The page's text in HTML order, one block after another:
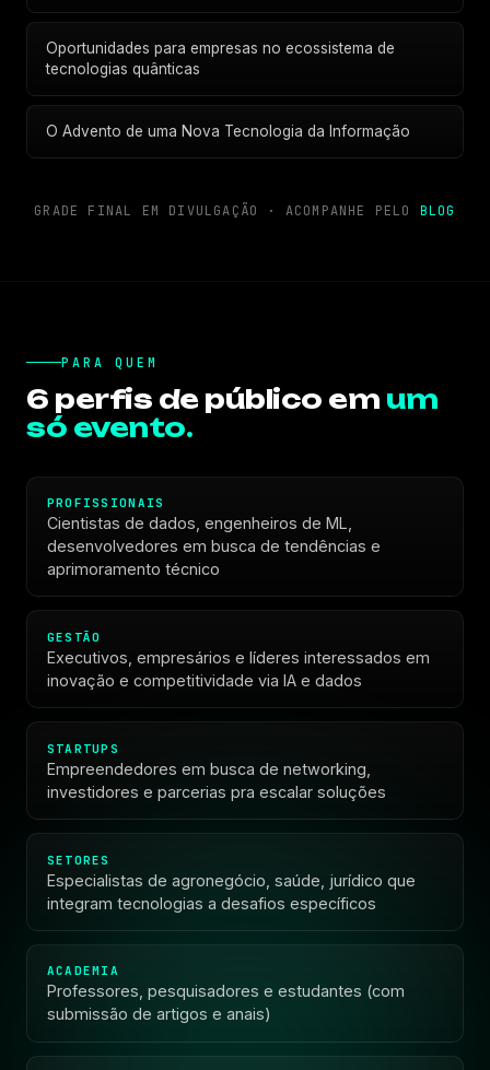
Oportunidades para empresas no ecossistema de
tecnologias quânticas
O Advento de uma Nova Tecnologia da Informação
GRADE FINAL EM DIVULGAÇÃO · ACOMPANHE PELO BLOG
PARA QUEM
6 perfis de público em um
só evento.
PROFISSIONAIS
Cientistas de dados, engenheiros de ML,
desenvolvedores em busca de tendências e
aprimoramento técnico
GESTÃO
Executivos, empresários e líderes interessados em
inovação e competitividade via IA e dados
STARTUPS
Empreendedores em busca de networking,
investidores e parcerias pra escalar soluções
SETORES
Especialistas de agronegócio, saúde, jurídico que
integram tecnologias a desafios específicos
ACADEMIA
Professores, pesquisadores e estudantes (com
submissão de artigos e anais)